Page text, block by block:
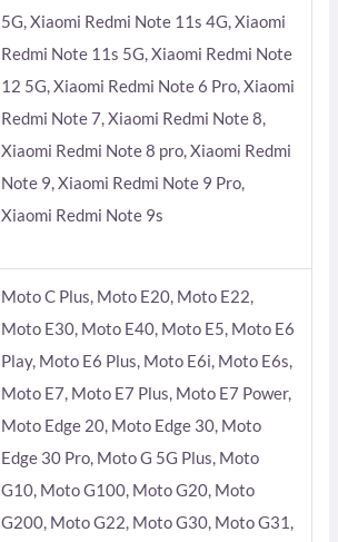
5G, Xiaomi Redmi Note 11s 4G, Xiaomi
Redmi Note 11s 5G, Xiaomi Redmi Note
12 5G, Xiaomi Redmi Note 6 Pro, Xiaomi
Redmi Note 7, Xiaomi Redmi Note 8,
Xiaomi Redmi Note 8 pro, Xiaomi Redmi
Note 9, Xiaomi Redmi Note 9 Pro,
Xiaomi Redmi Note 9s
Moto C Plus, Moto E20, Moto E22,
Moto E30, Moto E40, Moto E5, Moto E6
Play, Moto E6 Plus, Moto E6i, Moto E6s,
Moto E7, Moto E7 Plus, Moto E7 Power,
Moto Edge 20, Moto Edge 30, Moto
Edge 30 Pro, Moto G 5G Plus, Moto
G10, Moto G100, Moto G20, Moto
G200, Moto G22, Moto G30, Moto G31,